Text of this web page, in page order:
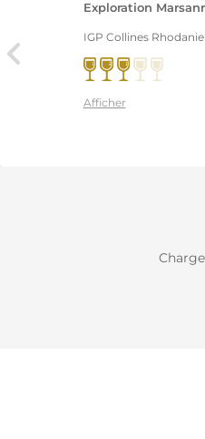
Exploration
IGP Collines
Afficher